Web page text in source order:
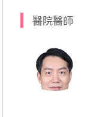
醫院醫師